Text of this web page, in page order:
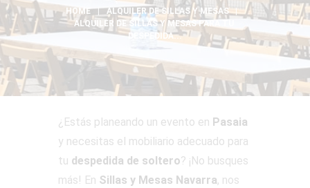
HOME
ALQUILER DE SILLAS Y MESAS
ALQUILER DE SILLAS Y MESAS PARA TU
DESPEDIDA...
¿Estás planeando un evento en Pasaia
y necesitas el mobiliario adecuado para
tu despedida de soltero? ¡No busques
más! En Sillas y Mesas Navarra, nos